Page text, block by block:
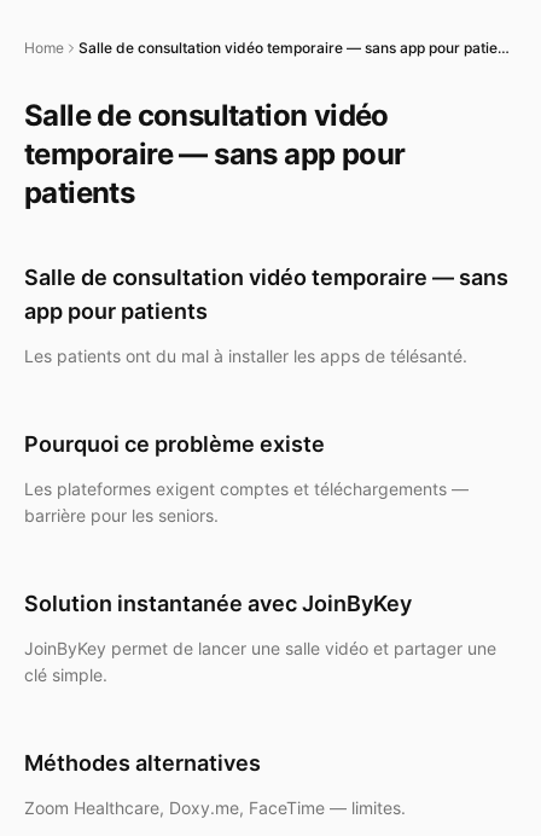
Home Salle de consultation vidéo temporaire — sans app pour patients
Salle de consultation vidéo
temporaire — sans app pour
patients
Salle de consultation vidéo temporaire — sans
app pour patients
Les patients ont du mal à installer les apps de télésanté.
Pourquoi ce problème existe
Les plateformes exigent comptes et téléchargements —
barrière pour les seniors.
Solution instantanée avec JoinByKey
JoinByKey permet de lancer une salle vidéo et partager une
clé simple.
Méthodes alternatives
Zoom Healthcare, Doxy.me, FaceTime — limites.